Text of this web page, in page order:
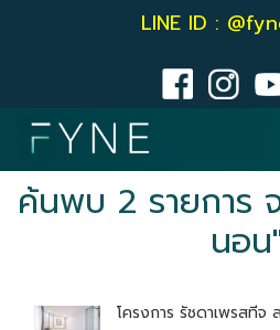
LINE ID :
ค้นพบ 2 รายการ
นอน
โครงการ รัชดาเพรสทีจ